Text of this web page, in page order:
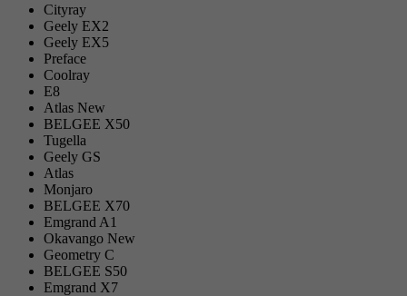
Cityray
Geely EX2
Geely EX5
Preface
Coolray
E8
Atlas New
BELGEE Х50
Tugella
Geely GS
Atlas
Monjaro
BELGEE X70
Emgrand A1
Okavango New
Geometry C
BELGEE S50
Emgrand X7